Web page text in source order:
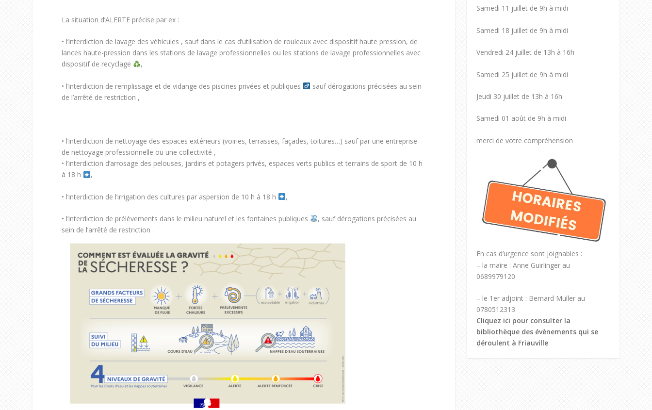
La situation d’ALERTE précise par ex :
• l’interdiction de lavage des véhicules , sauf dans le cas d’utilisation de rouleaux avec dispositif haute pression, de
lances haute-pression dans les stations de lavage professionnelles ou les stations de lavage professionnelles avec
dispositif de recyclage
,
• l’interdiction de remplissage et de vidange des piscines privées et publiques ‍
sauf dérogations précisées au sein
de l’arrêté de restriction ,
• l’interdiction de nettoyage des espaces extérieurs (voiries, terrasses, façades, toitures…) sauf par une entreprise
de nettoyage professionnelle ou une collectivité ,
• l’interdiction d’arrosage des pelouses, jardins et potagers privés, espaces verts publics et terrains de sport de 10 h
à 18 h
,
• l’interdiction de l’irrigation des cultures par aspersion de 10 h à 18 h ,
• l’interdiction de prélèvements dans le milieu naturel et les fontaines publiques
, sauf dérogations précisées au
sein de l’arrêté de restriction .
Samedi 11 juillet de 9h à midi
Samedi 18 juillet de 9h à midi
Vendredi 24 juillet de 13h à 16h
Samedi 25 juillet de 9h à midi
Jeudi 30 juillet de 13h à 16h
Samedi 01 août de 9h à midi
merci de votre compréhension
En cas d’urgence sont joignables :
– la maire : Anne Guirlinger au
0689979120
– le 1er adjoint : Bernard Muller au
0780512313
Cliquez ici pour consulter la
bibliothèque des évènements qui se
déroulent à Friauville